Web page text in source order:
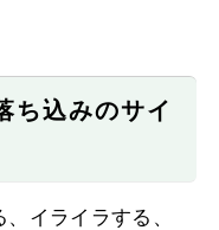
ち込みのサイ
イライラする、